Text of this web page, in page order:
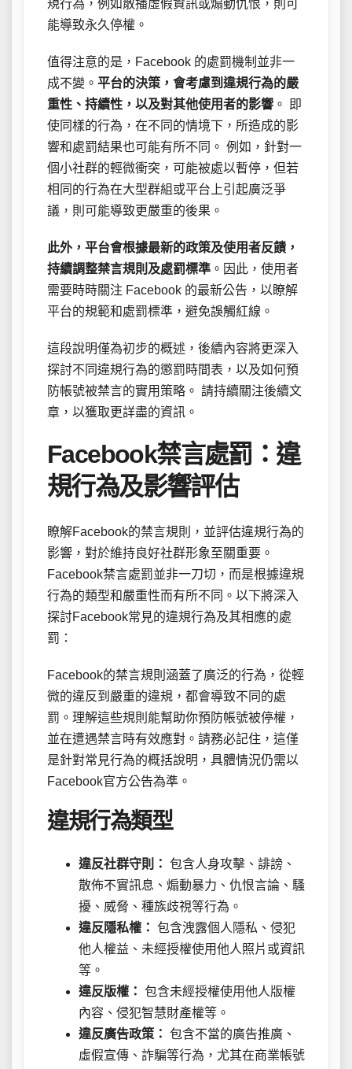
規行為，例如散播虛假資訊或煽動仇恨，則可
能導致永久停權。
值得注意的是，Facebook 的處罰機制並非一
成不變。 平台的決策，會考慮到違規行為的嚴
重性、持續性，以及對其他使用者的影響 。 即
使同樣的行為，在不同的情境下，所造成的影
響和處罰結果也可能有所不同。 例如，針對一
個小社群的輕微衝突，可能被處以暫停，但若
相同的行為在大型群組或平台上引起廣泛爭
議，則可能導致更嚴重的後果。
此外，平台會根據最新的政策及使用者反饋，
持續調整禁言規則及處罰標準 。因此，使用者
需要時時關注 Facebook 的最新公告，以瞭解
平台的規範和處罰標準，避免誤觸紅線。
這段說明僅為初步的概述，後續內容將更深入
探討不同違規行為的懲罰時間表，以及如何預
防帳號被禁言的實用策略。 請持續關注後續文
章，以獲取更詳盡的資訊。
Facebook禁言處罰：違
規行為及影響評估
瞭解Facebook的禁言規則，並評估違規行為的
影響，對於維持良好社群形象至關重要。
Facebook禁言處罰並非一刀切，而是根據違規
行為的類型和嚴重性而有所不同。以下將深入
探討Facebook常見的違規行為及其相應的處
罰：
Facebook的禁言規則涵蓋了廣泛的行為，從輕
微的違反到嚴重的違規，都會導致不同的處
罰。理解這些規則能幫助你預防帳號被停權，
並在遭遇禁言時有效應對。請務必記住，這僅
是針對常見行為的概括說明，具體情況仍需以
Facebook官方公告為準。
違規行為類型
違反社群守則： 包含人身攻擊、誹謗、
散佈不實訊息、煽動暴力、仇恨言論、騷
擾、威脅、種族歧視等行為。
違反隱私權： 包含洩露個人隱私、侵犯
他人權益、未經授權使用他人照片或資訊
等。
違反版權： 包含未經授權使用他人版權
內容、侵犯智慧財產權等。
違反廣告政策： 包含不當的廣告推廣、
虛假宣傳、詐騙等行為，尤其在商業帳號